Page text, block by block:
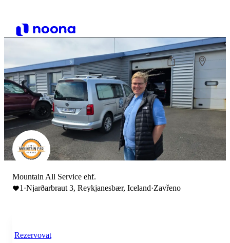
Mountain All Service ehf.
1 ·Njarðarbraut 3, Reykjanesbær, Iceland·Zavřeno
Rezervovat